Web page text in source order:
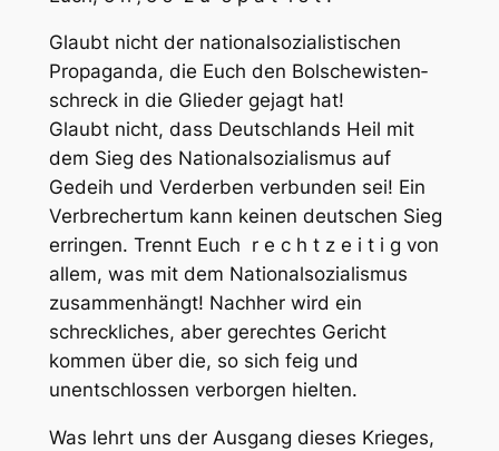
Glaubt nicht der nationalsozialistischen
Propaganda, die Euch den Bolschewisten­
schreck in die Glieder gejagt hat!
Glaubt nicht, dass Deutschlands Heil mit
dem Sieg des Nationalsozialismus auf
Gedeih und Verderben verbunden sei! Ein
Verbrechertum kann keinen deutschen Sieg
erringen. Trennt Euch r e c h t z e i t i g von
allem, was mit dem Nationalsozialismus
zusammenhängt! Nachher wird ein
schreckliches, aber gerechtes Gericht
kommen über die, so sich feig und
unentschlossen verborgen hielten.
Was lehrt uns der Ausgang dieses Krieges,